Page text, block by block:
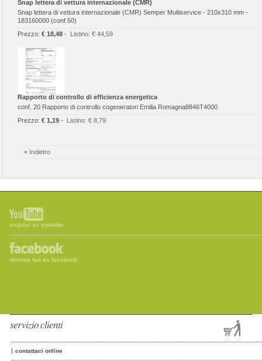
Snap lettera di vettura internazionale (CMR)
Snap lettera di vettura internazionale (CMR) Semper Multiservice - 210x310 mm -
183160000 (conf.50)
Prezzo: € 18,48 - Listino: € 44,59
Rapporto di controllo di efficienza energetica
conf. 20 Rapporto di controllo cogeneratori Emilia Romagna8846T4000
Prezzo: € 1,19 - Listino: € 8,79
« Indietro
seguici su youtube
diventa fan su facebook
servizio clienti
contattaci online